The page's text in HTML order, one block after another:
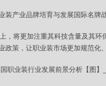
产业品牌培育与发展国际名牌
将更加注重其科技含量及其环
策，让职业装市场更加规范化
职业装行业发展前景分析【图】